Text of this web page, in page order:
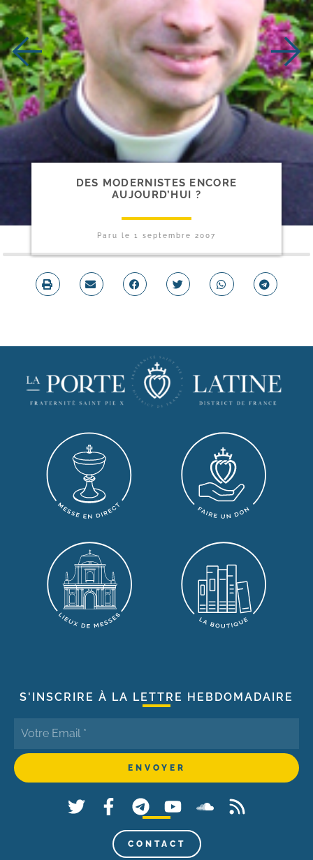
DES MODERNISTES ENCORE
AUJOURD’HUI ?
Paru le 1 septembre 2007
S'INSCRIRE À LA LETTRE HEBDOMADAIRE
CONTACT